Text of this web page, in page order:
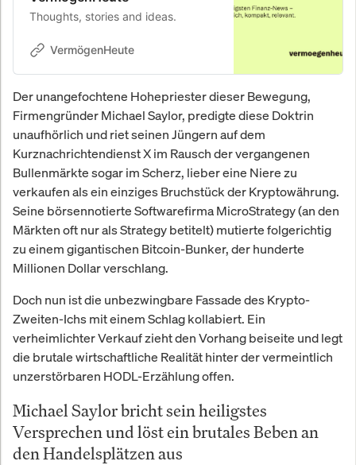
Thoughts, stories and ideas.
VermögenHeute
Der unangefochtene Hohepriester dieser Bewegung,
Firmengründer Michael Saylor, predigte diese Doktrin
unaufhörlich und riet seinen Jüngern auf dem
Kurznachrichtendienst X im Rausch der vergangenen
Bullenmärkte sogar im Scherz, lieber eine Niere zu
verkaufen als ein einziges Bruchstück der Kryptowährung.
Seine börsennotierte Softwarefirma MicroStrategy (an den
Märkten oft nur als Strategy betitelt) mutierte folgerichtig
zu einem gigantischen Bitcoin-Bunker, der hunderte
Millionen Dollar verschlang.
Doch nun ist die unbezwingbare Fassade des Krypto-
Zweiten-Ichs mit einem Schlag kollabiert. Ein
verheimlichter Verkauf zieht den Vorhang beiseite und legt
die brutale wirtschaftliche Realität hinter der vermeintlich
unzerstörbaren HODL-Erzählung offen.
Michael Saylor bricht sein heiligstes
Versprechen und löst ein brutales Beben an
den Handelsplätzen aus